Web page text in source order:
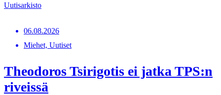
Uutisarkisto
06.08.2026
Miehet, Uutiset
Theodoros Tsirigotis ei jatka TPS:n
riveissä